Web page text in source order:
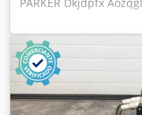
fabricación: 2012 -----
pistones axiales
1):
nominal p dmax.: 350
Cilindrada: VG max. =
aprox. 260 litros/min.